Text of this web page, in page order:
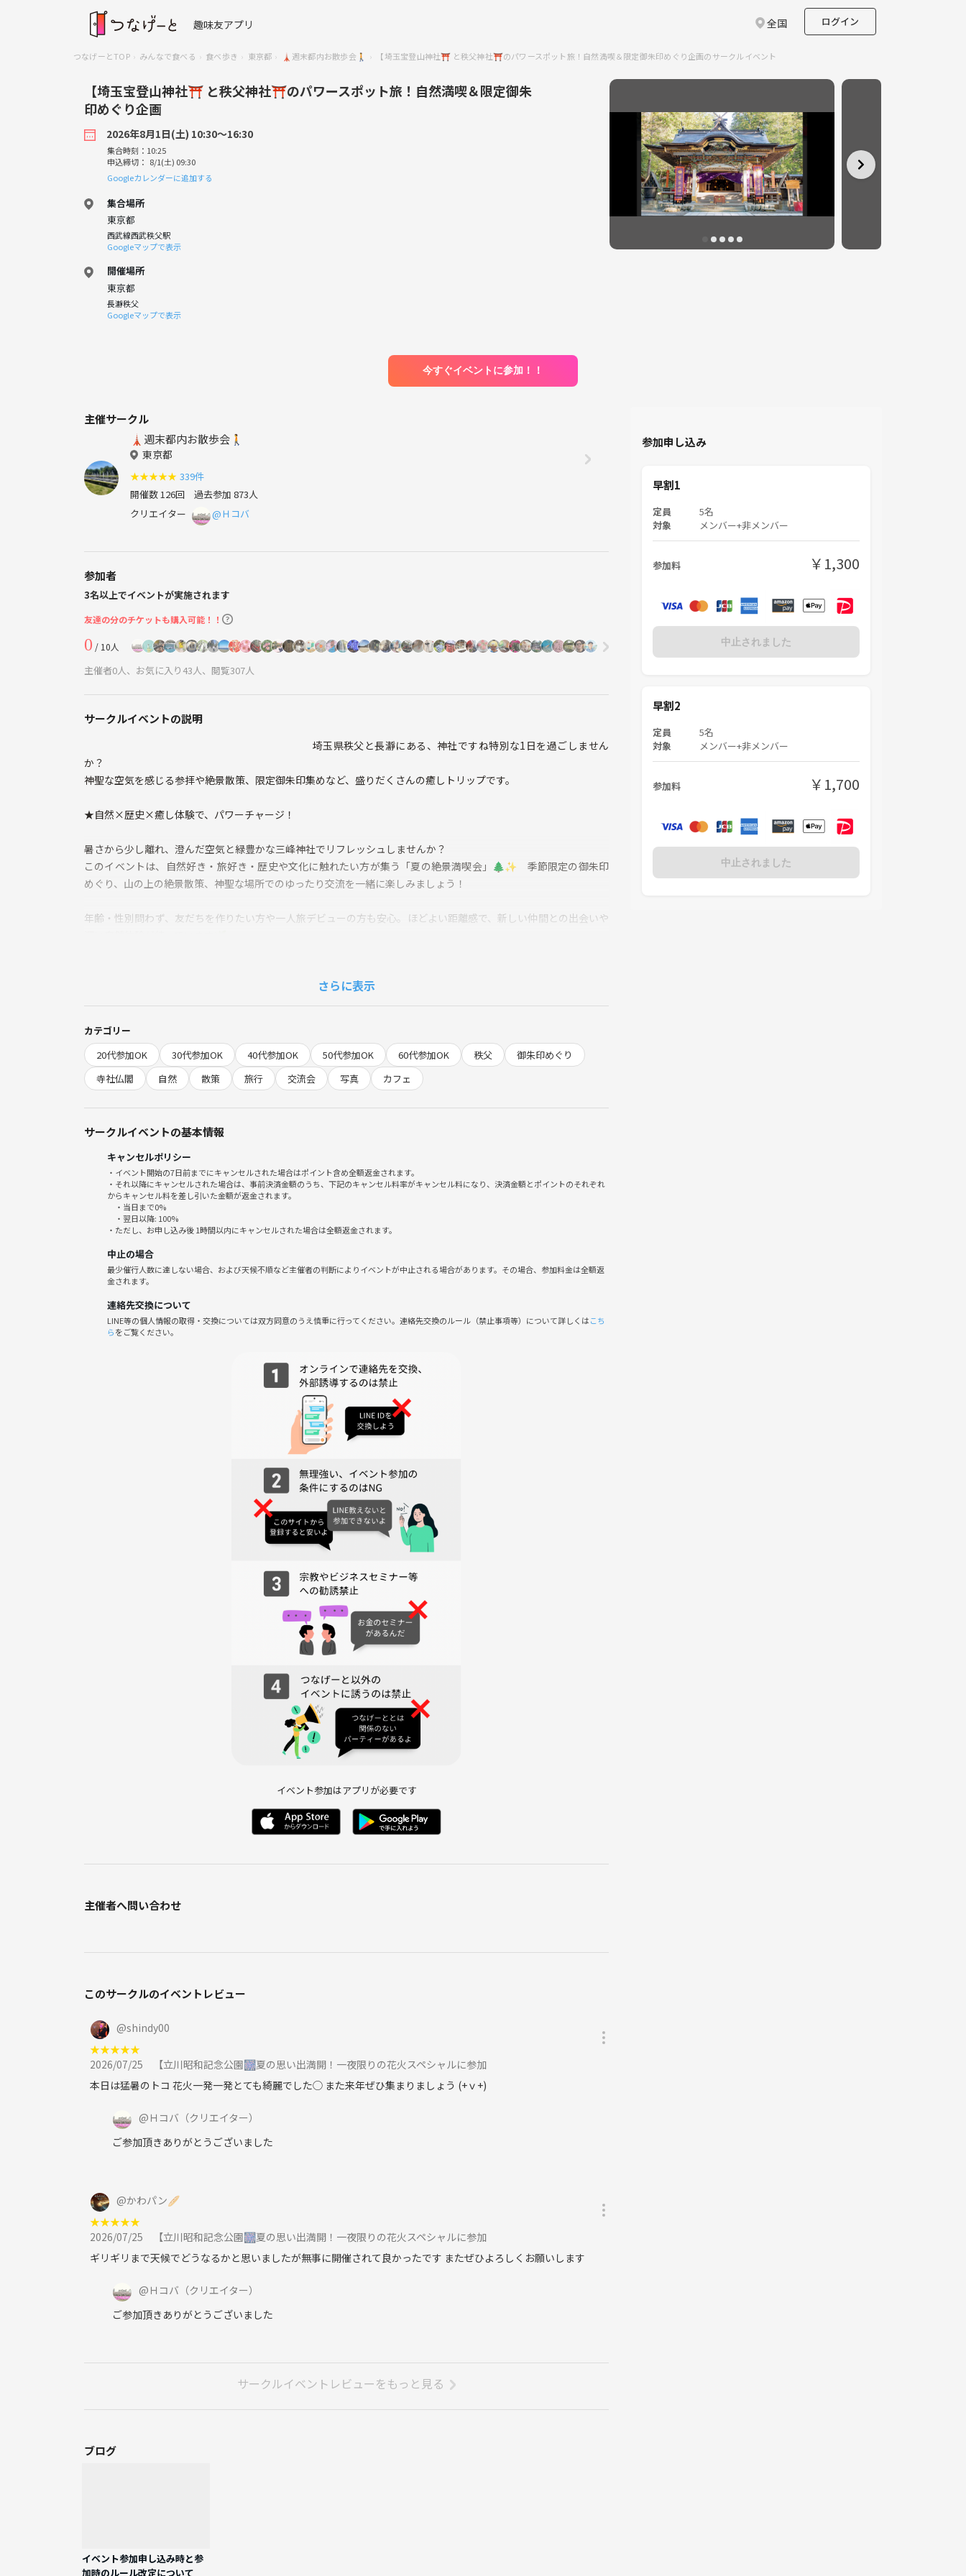
趣味友アプリ 全国 ログイン
つなげーとTOP みんなで食べる 食べ歩き 東京都 🗼週末都内お散歩会🚶 【埼玉宝登山神社⛩️ と秩父神社⛩️のパワースポット旅！自然満喫＆限定御朱印めぐり企画のサークルイベント
【埼玉宝登山神社⛩️ と秩父神社⛩️のパワースポット旅！自然満喫＆限定御朱
印めぐり企画
2026年8月1日(土) 10:30〜16:30
集合時刻：10:25
申込締切： 8/1(土) 09:30
Googleカレンダーに追加する
集合場所
東京都
西武線西武秩父駅
Googleマップで表示
開催場所
東京都
長瀞秩父
Googleマップで表示
今すぐイベントに参加！！
主催サークル
🗼週末都内お散歩会🚶
東京都
★★★★★ 339件
開催数 126回 過去参加 873人
クリエイター
@Ｈコバ
参加者
3名以上でイベントが実施されます
友達の分のチケットも購入可能！！
0 / 10人
主催者0人、お気に入り43人、閲覧307人
サークルイベントの説明
埼玉県秩父と長瀞にある、神社ですね特別な1日を過ごしません
か？
神聖な空気を感じる参拝や絶景散策、限定御朱印集めなど、盛りだくさんの癒しトリップです。
★自然×歴史×癒し体験で、パワーチャージ！
暑さから少し離れ、澄んだ空気と緑豊かな三峰神社でリフレッシュしませんか？
このイベントは、自然好き・旅好き・歴史や文化に触れたい方が集う「夏の絶景満喫会」🌲✨ 季節限定の御朱印
めぐり、山の上の絶景散策、神聖な場所でのゆったり交流を一緒に楽しみましょう！
年齢・性別問わず、友だちを作りたい方や一人旅デビューの方も安心。ほどよい距離感で、新しい仲間との出会いや
2. “関東屈指のパワースポット”で心身リセット＆パワーチャージ
4. 同じ興味を持つ仲間との交流で、地元の友達や話し相手が増える
5. 写真好きにも嬉しい絶景スポットが満載で、SNS映えもばっちり📷
◆当日の流れ
・10時10分西武秩父駅集合、自己紹介
御花畑駅から長瀞駅秩父鉄道 長瀞駅から徒歩15分 宝登山神社⛩️散策
散策あとお昼タイム🍙
長瀞岩畳散策 徒歩で長瀞の博物館
へ行きます 入館料200円ほど
上長瀞駅から秩父駅 秩父鉄道
秩父神社⛩️散策
秩父でカフェタイム☕️
西武秩父には祭りの湯というお土産物があります
🌱サークルの雰囲気
・初参加＆おひとり参加の方も、あたたかく迎えるアットホームな雰囲気です🍃
・静かな環境でじっくり語れるので「ゆっくり仲良くなりたい」「自然を満喫したい」方にぴったり
・スタッフも一緒に場を盛り上げるので、イベント慣れしていなくても安心！
・勧誘・営業・告知・引き抜き・しつこいナンパ・暴言など
・開催内容や風景写真、動画のSNS等への無許可投稿
サークルやイベントの輪を乱す行動をする方、運営側の指示に従っていただけない方や運営側が参加者様としてふさ
わしくないと判断した方は、参加をお断りする場合がございます。
夏の三峰神社で心も身体も癒されませんか？自然の中で特別な出会いと体験を分かち合いましょう！皆さまのご参加
さらに表示
カテゴリー
20代参加OK
30代参加OK 40代参加OK 50代参加OK 60代参加OK 秩父
御朱印めぐり
寺社仏閣
自然 散策 旅行 交流会 写真 カフェ
サークルイベントの基本情報
キャンセルポリシー
・イベント開始の7日前までにキャンセルされた場合はポイント含め全額返金されます。
・それ以降にキャンセルされた場合は、事前決済金額のうち、下記のキャンセル料率がキャンセル料になり、決済金額とポイントのそれぞれ
からキャンセル料を差し引いた金額が返金されます。
・当日まで0%
・翌日以降: 100%
・ただし、お申し込み後 1時間以内にキャンセルされた場合は全額返金されます。
中止の場合
最少催行人数に達しない場合、および天候不順など主催者の判断によりイベントが中止される場合があります。その場合、参加料金は全額返
金されます。
連絡先交換について
LINE等の個人情報の取得・交換については双方同意のうえ慎重に行ってください。連絡先交換のルール（禁止事項等）について詳しくはこち
らをご覧ください。
イベント参加はアプリが必要です
主催者へ問い合わせ
このサークルのイベントレビュー
@shindy00
★★★★★
2026/07/25
【立川昭和記念公園🎆夏の思い出満開！一夜限りの花火スペシャルに参加
本日は猛暑のトコ 花火一発一発とても綺麗でした◯ また来年ぜひ集まりましょう (+ｖ+)
@ Ｈコバ （クリエイター）
ご参加頂きありがとうございました
@かわパン🥖
★★★★★
2026/07/25
【立川昭和記念公園🎆夏の思い出満開！一夜限りの花火スペシャルに参加
ギリギリまで天候でどうなるかと思いましたが無事に開催されて良かったです またぜひよろしくお願いします
@ Ｈコバ （クリエイター）
ご参加頂きありがとうございました
サークルイベントレビューをもっと見る
ブログ
イベント参加申し込み時と参
加時のルール改定について
参加申し込み
早割1
定員 5名
対象 メンバー+非メンバー
参加料 ￥1,300
中止されました
早割2
定員 5名
対象 メンバー+非メンバー
参加料 ￥1,700
中止されました